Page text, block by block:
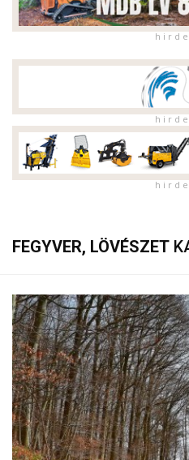
h i r d
h i r d
h i r d
FEGYVER, LÖVÉSZET